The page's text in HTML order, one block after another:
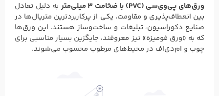
ورق‌های پی‌وی‌سی (PVC) با ضخامت ۳ میلی‌متر
به دلیل تعادل
بین انعطاف‌پذیری و مقاومت، یکی از پرکاربردترین متریال‌ها در
صنایع دکوراسیون، تبلیغات و ساخت‌وساز هستند. این ورق‌ها
که به «ورق فومیزه» نیز معروفند، جایگزین بسیار مناسبی برای
چوب و ام‌دی‌اف در محیط‌های مرطوب محسوب می‌شوند.